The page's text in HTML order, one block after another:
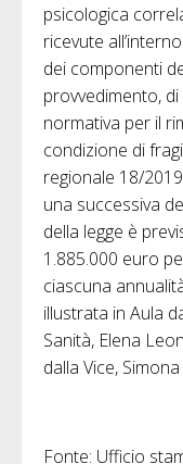
psicologica
ricevute
dei componenti
provvedimento,
normativa per il
condizione di
regionale 18/
una successiva
della legge è
1.885.000 euro
ciascuna
illustrata in Aula
Sanità, Elena
dalla Vice,
Fonte: Ufficio